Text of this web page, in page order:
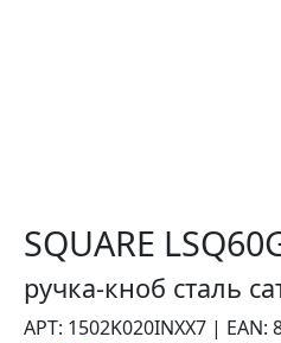
SQUARE
ручка-кноб сталь
АРТ: 1502K020INXX7 | EAN: